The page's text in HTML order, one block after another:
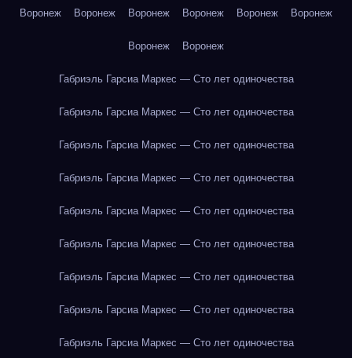
Воронеж Воронеж Воронеж Воронеж Воронеж Воронеж
Воронеж Воронеж
Габриэль Гарсиа Маркес — Сто лет одиночества
Габриэль Гарсиа Маркес — Сто лет одиночества
Габриэль Гарсиа Маркес — Сто лет одиночества
Габриэль Гарсиа Маркес — Сто лет одиночества
Габриэль Гарсиа Маркес — Сто лет одиночества
Габриэль Гарсиа Маркес — Сто лет одиночества
Габриэль Гарсиа Маркес — Сто лет одиночества
Габриэль Гарсиа Маркес — Сто лет одиночества
Габриэль Гарсиа Маркес — Сто лет одиночества